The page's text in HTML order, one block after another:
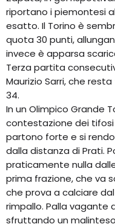
riportano i piemontesi
esatto. Il Torino è
quota 30 punti,
invece è apparsa
Terza partita
Maurizio Sarri, che
34.
In un Olimpico Grande
contestazione dei
partono forte e si
dalla distanza di Prati.
praticamente nulla
prima frazione, che va
che prova a calciare
rimpallo. Palla vagante
sfruttando un